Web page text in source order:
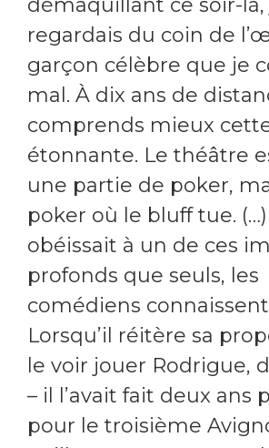
regardais du coin de
garçon célèbre que je
mal. À dix ans de
comprends mieux
étonnante. Le théâtre
une partie de poker,
poker où le bluff tue.
obéissait à un de ces
profonds que seuls, les
comédiens connaissent
Lorsqu’il réitère sa
le voir jouer Rodrigue,
– il l’avait fait deux ans
pour le troisième